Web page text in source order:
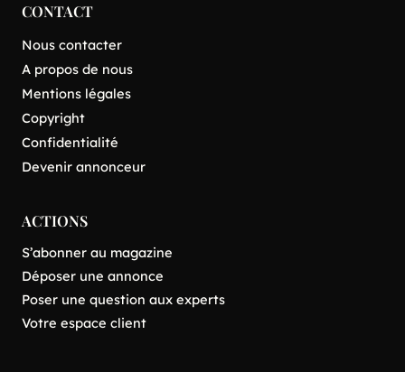
CONTACT
Nous contacter
A propos de nous
Mentions légales
Copyright
Confidentialité
Devenir annonceur
ACTIONS
S’abonner au magazine
Déposer une annonce
Poser une question aux experts
Votre espace client